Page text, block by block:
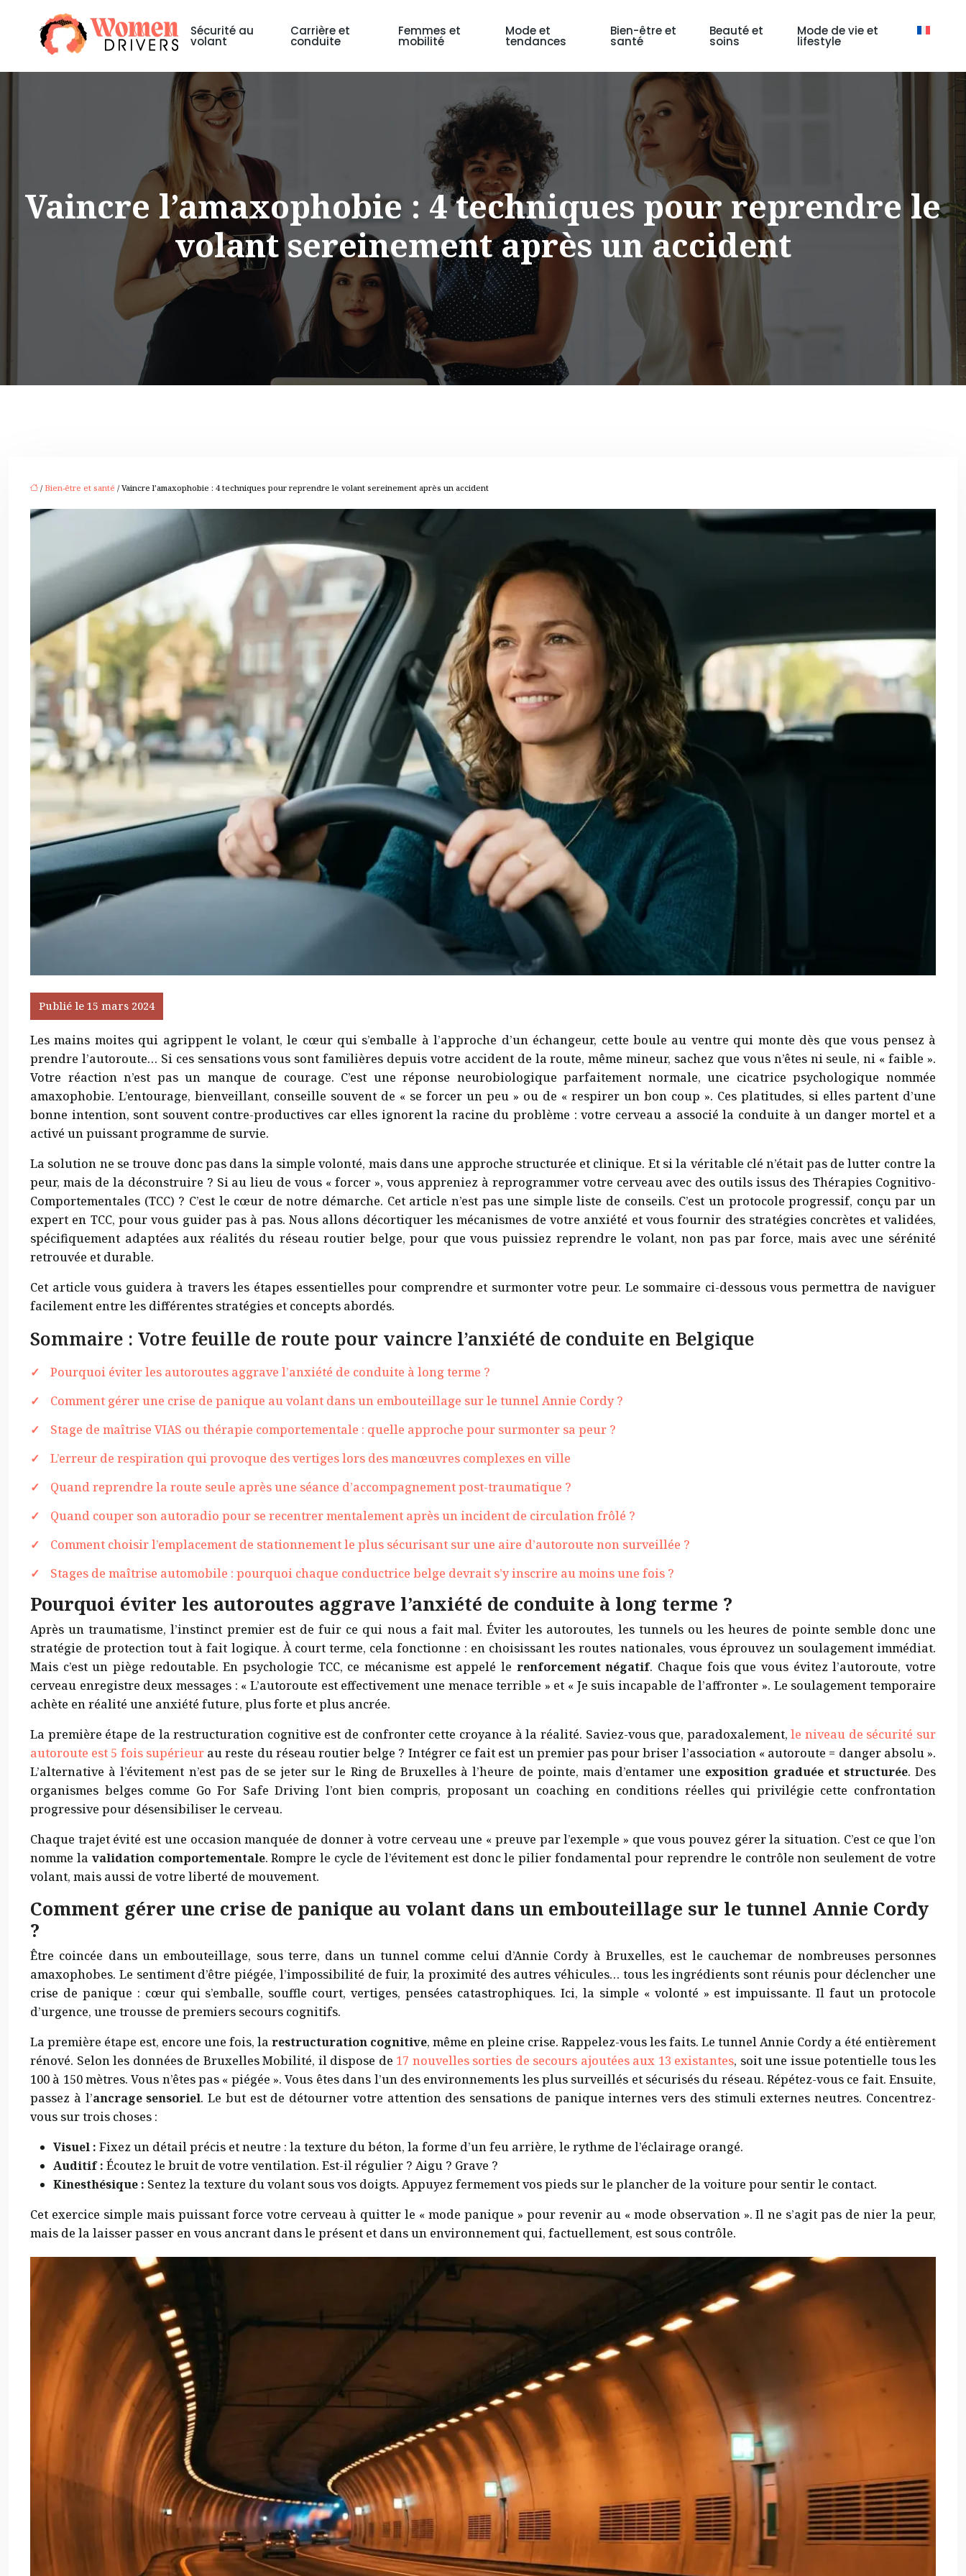
Sécurité au
volant
Carrière et
conduite
Femmes et
mobilité
Mode et
tendances
Bien-être et
santé
Beauté et
soins
Mode de vie et
lifestyle
Vaincre l’amaxophobie : 4 techniques pour reprendre le
volant sereinement après un accident
/ Bien-être et santé / Vaincre l’amaxophobie : 4 techniques pour reprendre le volant sereinement après un accident
Publié le 15 mars 2024
Les mains moites qui agrippent le volant, le cœur qui s’emballe à l’approche d’un échangeur, cette boule au ventre qui monte dès que vous pensez à
prendre l’autoroute… Si ces sensations vous sont familières depuis votre accident de la route, même mineur, sachez que vous n’êtes ni seule, ni « faible ».
Votre réaction n’est pas un manque de courage. C’est une réponse neurobiologique parfaitement normale, une cicatrice psychologique nommée
amaxophobie. L’entourage, bienveillant, conseille souvent de « se forcer un peu » ou de « respirer un bon coup ». Ces platitudes, si elles partent d’une
bonne intention, sont souvent contre-productives car elles ignorent la racine du problème : votre cerveau a associé la conduite à un danger mortel et a
activé un puissant programme de survie.
La solution ne se trouve donc pas dans la simple volonté, mais dans une approche structurée et clinique. Et si la véritable clé n’était pas de lutter contre la
peur, mais de la déconstruire ? Si au lieu de vous « forcer », vous appreniez à reprogrammer votre cerveau avec des outils issus des Thérapies Cognitivo-
Comportementales (TCC) ? C’est le cœur de notre démarche. Cet article n’est pas une simple liste de conseils. C’est un protocole progressif, conçu par un
expert en TCC, pour vous guider pas à pas. Nous allons décortiquer les mécanismes de votre anxiété et vous fournir des stratégies concrètes et validées,
spécifiquement adaptées aux réalités du réseau routier belge, pour que vous puissiez reprendre le volant, non pas par force, mais avec une sérénité
retrouvée et durable.
Cet article vous guidera à travers les étapes essentielles pour comprendre et surmonter votre peur. Le sommaire ci-dessous vous permettra de naviguer
facilement entre les différentes stratégies et concepts abordés.
Sommaire : Votre feuille de route pour vaincre l’anxiété de conduite en Belgique
Pourquoi éviter les autoroutes aggrave l’anxiété de conduite à long terme ?
Comment gérer une crise de panique au volant dans un embouteillage sur le tunnel Annie Cordy ?
Stage de maîtrise VIAS ou thérapie comportementale : quelle approche pour surmonter sa peur ?
L’erreur de respiration qui provoque des vertiges lors des manœuvres complexes en ville
Quand reprendre la route seule après une séance d’accompagnement post-traumatique ?
Quand couper son autoradio pour se recentrer mentalement après un incident de circulation frôlé ?
Comment choisir l’emplacement de stationnement le plus sécurisant sur une aire d’autoroute non surveillée ?
Stages de maîtrise automobile : pourquoi chaque conductrice belge devrait s’y inscrire au moins une fois ?
Pourquoi éviter les autoroutes aggrave l’anxiété de conduite à long terme ?
Après un traumatisme, l’instinct premier est de fuir ce qui nous a fait mal. Éviter les autoroutes, les tunnels ou les heures de pointe semble donc une
stratégie de protection tout à fait logique. À court terme, cela fonctionne : en choisissant les routes nationales, vous éprouvez un soulagement immédiat.
Mais c’est un piège redoutable. En psychologie TCC, ce mécanisme est appelé le renforcement négatif. Chaque fois que vous évitez l’autoroute, votre
cerveau enregistre deux messages : « L’autoroute est effectivement une menace terrible » et « Je suis incapable de l’affronter ». Le soulagement temporaire
achète en réalité une anxiété future, plus forte et plus ancrée.
La première étape de la restructuration cognitive est de confronter cette croyance à la réalité. Saviez-vous que, paradoxalement,le niveau de sécurité sur
autoroute est 5 fois supérieurau reste du réseau routier belge ? Intégrer ce fait est un premier pas pour briser l’association « autoroute = danger absolu ».
L’alternative à l’évitement n’est pas de se jeter sur le Ring de Bruxelles à l’heure de pointe, mais d’entamer une exposition graduée et structurée. Des
organismes belges comme Go For Safe Driving l’ont bien compris, proposant un coaching en conditions réelles qui privilégie cette confrontation
progressive pour désensibiliser le cerveau.
Chaque trajet évité est une occasion manquée de donner à votre cerveau une « preuve par l’exemple » que vous pouvez gérer la situation. C’est ce que l’on
nomme la validation comportementale. Rompre le cycle de l’évitement est donc le pilier fondamental pour reprendre le contrôle non seulement de votre
volant, mais aussi de votre liberté de mouvement.
Comment gérer une crise de panique au volant dans un embouteillage sur le tunnel Annie Cordy
?
Être coincée dans un embouteillage, sous terre, dans un tunnel comme celui d’Annie Cordy à Bruxelles, est le cauchemar de nombreuses personnes
amaxophobes. Le sentiment d’être piégée, l’impossibilité de fuir, la proximité des autres véhicules… tous les ingrédients sont réunis pour déclencher une
crise de panique : cœur qui s’emballe, souffle court, vertiges, pensées catastrophiques. Ici, la simple « volonté » est impuissante. Il faut un protocole
d’urgence, une trousse de premiers secours cognitifs.
La première étape est, encore une fois, la restructuration cognitive, même en pleine crise. Rappelez-vous les faits. Le tunnel Annie Cordy a été entièrement
rénové. Selon les données de Bruxelles Mobilité, il dispose de 17 nouvelles sorties de secours ajoutées aux 13 existantes, soit une issue potentielle tous les
100 à 150 mètres. Vous n’êtes pas « piégée ». Vous êtes dans l’un des environnements les plus surveillés et sécurisés du réseau. Répétez-vous ce fait. Ensuite,
passez à l’ancrage sensoriel. Le but est de détourner votre attention des sensations de panique internes vers des stimuli externes neutres. Concentrez-
vous sur trois choses :
Visuel : Fixez un détail précis et neutre : la texture du béton, la forme d’un feu arrière, le rythme de l’éclairage orangé.
Auditif : Écoutez le bruit de votre ventilation. Est-il régulier ? Aigu ? Grave ?
Kinesthésique : Sentez la texture du volant sous vos doigts. Appuyez fermement vos pieds sur le plancher de la voiture pour sentir le contact.
Cet exercice simple mais puissant force votre cerveau à quitter le « mode panique » pour revenir au « mode observation ». Il ne s’agit pas de nier la peur,
mais de la laisser passer en vous ancrant dans le présent et dans un environnement qui, factuellement, est sous contrôle.